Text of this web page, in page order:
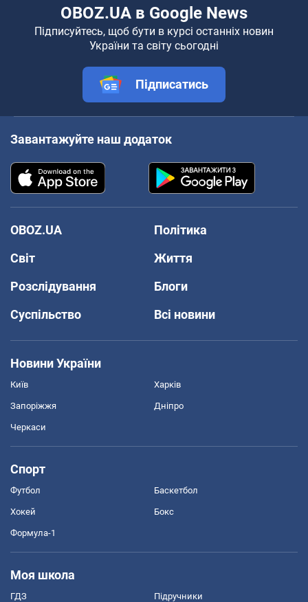
OBOZ.UA в Google News
Підписуйтесь, щоб бути в курсі останніх новин
України та світу сьогодні
Підписатись
Завантажуйте наш додаток
OBOZ.UA
Політика
Світ
Життя
Розслідування
Блоги
Суспільство
Всі новини
Новини України
Київ Харків
Запоріжжя Дніпро
Черкаси
Спорт
Футбол Баскетбол
Хокей Бокс
Формула-1
Моя школа
ГДЗ Підручники